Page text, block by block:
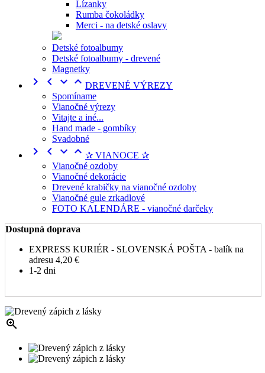
Lízanky
Rumba čokoládky
Merci - na detské oslavy
Detské fotoalbumy
Detské fotoalbumy - drevené
Magnetky
    DREVENÉ VÝREZY
Spomíname
Vianočné výrezy
Vitajte a iné...
Hand made - gombíky
Svadobné
    ✰ VIANOCE ✰
Vianočné ozdoby
Vianočné dekorácie
Drevené krabičky na vianočné ozdoby
Vianočné gule zrkadlové
FOTO KALENDÁRE - vianočné darčeky
Dostupná doprava
EXPRESS KURIÉR - SLOVENSKÁ POŠTA - balík na
adresu 4,20 €
1-2 dni
